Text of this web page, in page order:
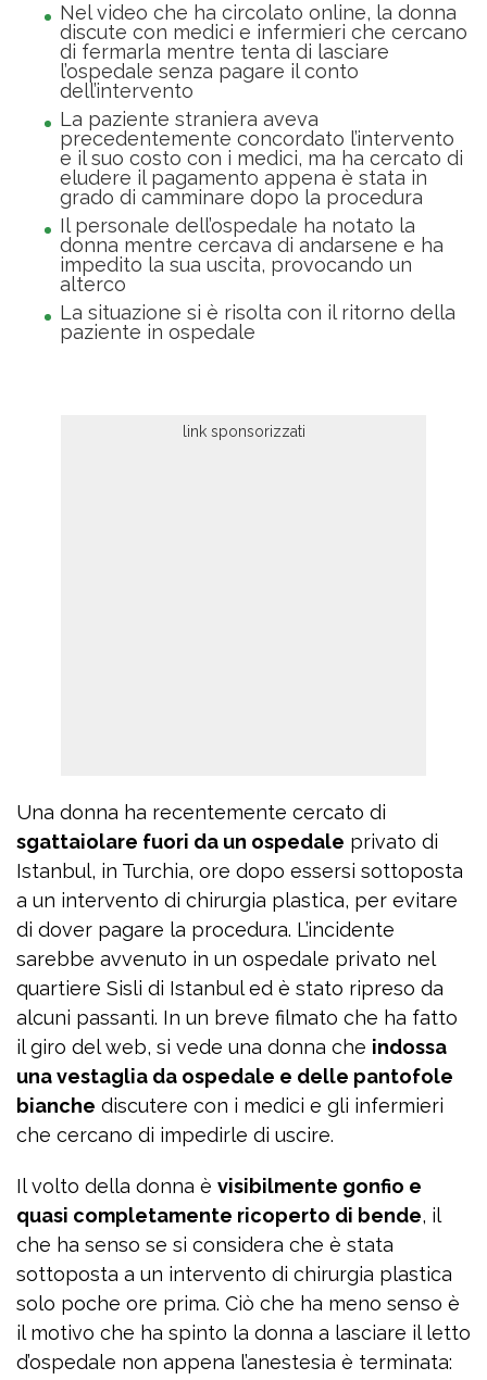
Nel video che ha circolato online, la donna
discute con medici e infermieri che cercano
di fermarla mentre tenta di lasciare
l’ospedale senza pagare il conto
dell’intervento
La paziente straniera aveva
precedentemente concordato l’intervento
e il suo costo con i medici, ma ha cercato di
eludere il pagamento appena è stata in
grado di camminare dopo la procedura
Il personale dell’ospedale ha notato la
donna mentre cercava di andarsene e ha
impedito la sua uscita, provocando un
alterco
La situazione si è risolta con il ritorno della
paziente in ospedale
Una donna ha recentemente cercato di
sgattaiolare fuori da un ospedale privato di
Istanbul, in Turchia, ore dopo essersi sottoposta
a un intervento di chirurgia plastica, per evitare
di dover pagare la procedura. L’incidente
sarebbe avvenuto in un ospedale privato nel
quartiere Sisli di Istanbul ed è stato ripreso da
alcuni passanti. In un breve filmato che ha fatto
il giro del web, si vede una donna che indossa
una vestaglia da ospedale e delle pantofole
bianche discutere con i medici e gli infermieri
che cercano di impedirle di uscire.
Il volto della donna è visibilmente gonfio e
quasi completamente ricoperto di bende, il
che ha senso se si considera che è stata
sottoposta a un intervento di chirurgia plastica
solo poche ore prima. Ciò che ha meno senso è
il motivo che ha spinto la donna a lasciare il letto
d’ospedale non appena l’anestesia è terminata: